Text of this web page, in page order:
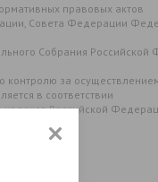
правовых актов
Совета Федерации
Собрания Российской
контролю за
в соответствии
кодекса Российской